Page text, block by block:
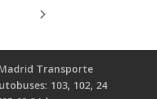
Transporte
103, 102, 24